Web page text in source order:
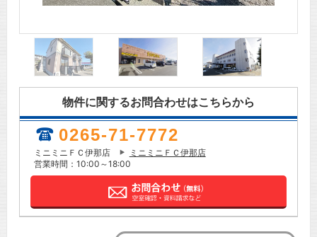
物件に関するお問合わせはこちらから
0265-71-7772
ミニミニＦＣ伊那店
ミニミニＦＣ伊那店
営業時間：10:00～18:00